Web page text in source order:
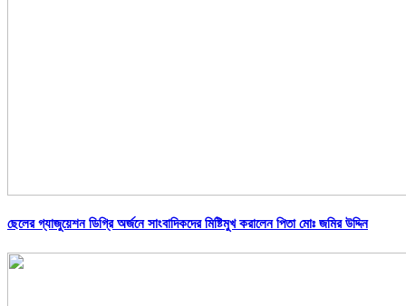
ছেলের গ্যাজুয়েশন ডিগ্রি অর্জনে সাংবাদিকদের মিষ্টিমুখ করালেন পিতা মোঃ জমির উদ্দিন